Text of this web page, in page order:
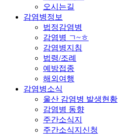
오시는길
감염병정보
법정감염병
감염병 ㄱ~ㅎ
감염병지침
법령/조례
예방접종
해외여행
감염병소식
울산 감염병 발생현황
감염병 동향
주간소식지
주간소식지신청